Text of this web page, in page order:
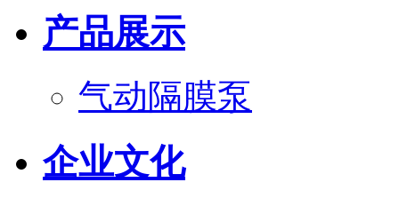
产品展示
气动隔膜泵
企业文化